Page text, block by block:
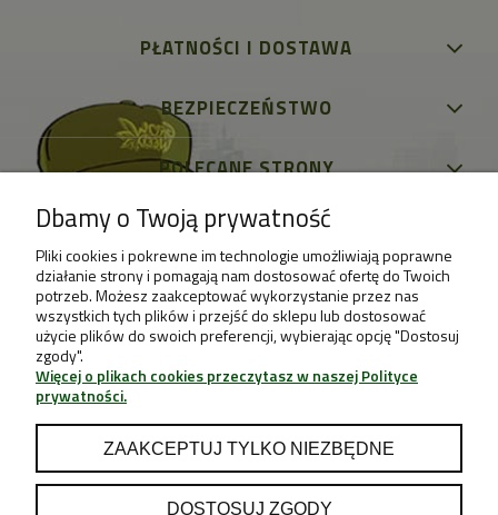
PŁATNOŚCI I DOSTAWA
BEZPIECZEŃSTWO
POLECANE STRONY
Dbamy o Twoją prywatność
Pliki cookies i pokrewne im technologie umożliwiają poprawne
działanie strony i pomagają nam dostosować ofertę do Twoich
potrzeb. Możesz zaakceptować wykorzystanie przez nas
wszystkich tych plików i przejść do sklepu lub dostosować
użycie plików do swoich preferencji, wybierając opcję "Dostosuj
zgody".
Więcej o plikach cookies przeczytasz w naszej Polityce
prywatności.
ZAAKCEPTUJ TYLKO NIEZBĘDNE
DOSTOSUJ ZGODY